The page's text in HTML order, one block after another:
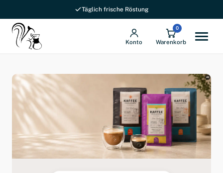
Täglich frische Röstung
Konto
0
Warenkorb